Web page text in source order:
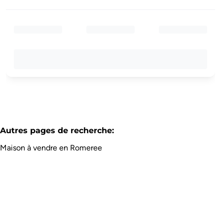
Autres pages de recherche:
Maison à vendre en Romeree